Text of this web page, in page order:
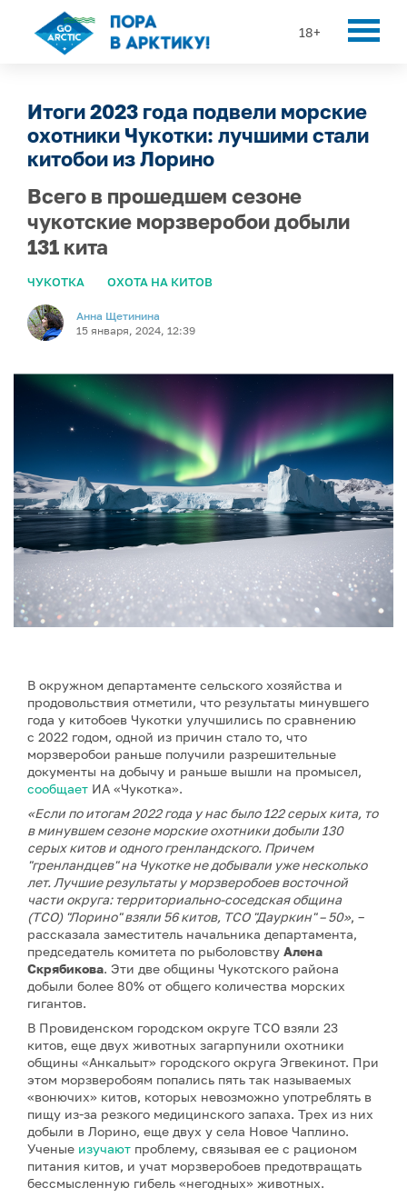
18+
Итоги 2023 года подвели морские
охотники Чукотки: лучшими стали
китобои из Лорино
Всего в прошедшем сезоне
чукотские морзверобои добыли
131 кита
ЧУКОТКА ОХОТА НА КИТОВ
Анна Щетинина
15 января, 2024, 12:39
В окружном департаменте сельского хозяйства и
продовольствия отметили, что результаты минувшего
года у китобоев Чукотки улучшились по сравнению
с 2022 годом, одной из причин стало то, что
морзверобои раньше получили разрешительные
документы на добычу и раньше вышли на промысел,
сообщает ИА «Чукотка».
«Если по итогам 2022 года у нас было 122 серых кита, то
в минувшем сезоне морские охотники добыли 130
серых китов и одного гренландского. Причем
"гренландцев" на Чукотке не добывали уже несколько
лет. Лучшие результаты у морзверобоев восточной
части округа: территориально-соседская община
(ТСО) "Лорино" взяли 56 китов, ТСО "Дауркин" – 50», –
рассказала заместитель начальника департамента,
председатель комитета по рыболовству Алена
Скрябикова. Эти две общины Чукотского района
добыли более 80% от общего количества морских
гигантов.
В Провиденском городском округе ТСО взяли 23
китов, еще двух животных загарпунили охотники
общины «Анкальыт» городского округа Эгвекинот. При
этом морзверобоям попались пять так называемых
«вонючих» китов, которых невозможно употреблять в
пищу из-за резкого медицинского запаха. Трех из них
добыли в Лорино, еще двух у села Новое Чаплино.
Ученые изучают проблему, связывая ее с рационом
питания китов, и учат морзверобоев предотвращать
бессмысленную гибель «негодных» животных.